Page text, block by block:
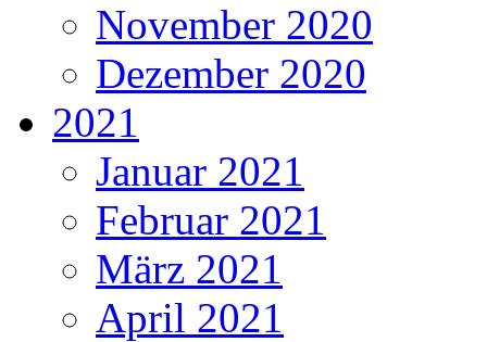
November 2020
Dezember 2020
2021
Januar 2021
Februar 2021
März 2021
April 2021